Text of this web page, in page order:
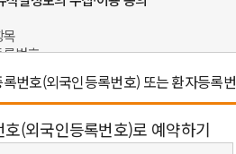
법 중 원하시는 예약을 선택 해 주세요.
담